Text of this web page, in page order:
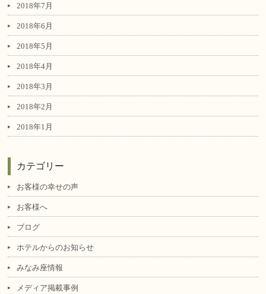
2018年7月
2018年6月
2018年5月
2018年4月
2018年3月
2018年2月
2018年1月
カテゴリー
お客様の幸せの声
お客様へ
ブログ
ホテルからのお知らせ
みなみ座情報
メディア掲載事例